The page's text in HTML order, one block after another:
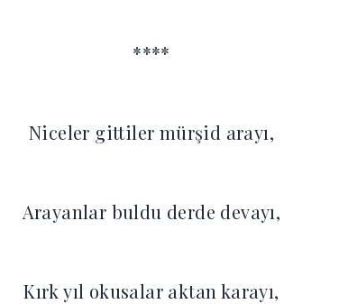
****
Niceler gittiler mürşid arayı,
Arayanlar buldu derde devayı,
Kırk yıl okusalar aktan karayı,